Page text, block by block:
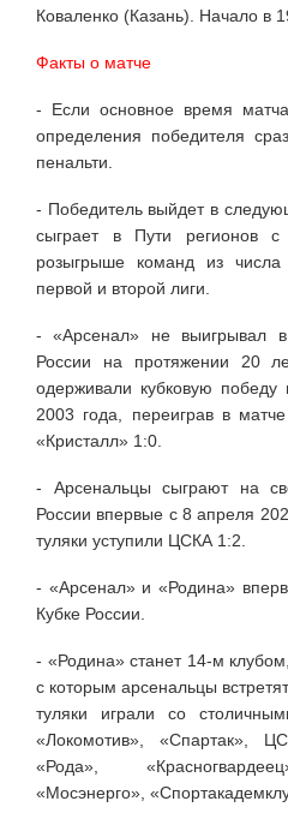
Коваленко (Казань). Начало в
Факты о матче
- Если основное время
определения победителя
пенальти.
- Победитель выйдет в
сыграет в Пути регионов
розыгрыше команд из числа
первой и второй лиги.
- «Арсенал» не выигрывал
России на протяжении 20
одерживали кубковую
2003 года, переиграв в
«Кристалл» 1:0.
- Арсенальцы сыграют на
России впервые с 8 апреля
туляки уступили ЦСКА 1:2.
- «Арсенал» и «Родина»
Кубке России.
- «Родина» станет 14-м
с которым арсенальцы
туляки играли со
«Локомотив», «Спартак»,
«Рода»,
«Мосэнерго»,